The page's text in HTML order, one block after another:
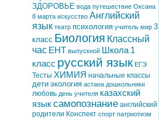
ЗДОРОВЬЕ вода путешествие Оксана
8 марта искусство Английский
язык театр психология учитель мир 3
класс Биология Классный
час ЕНТ выпускной Школа 1
класс русский язык ЕГЭ
Тесты ХИМИЯ начальные классы
дети экология астана дошкольники
любовь день учителя казахский
языксамопознание английский
родители Конспект спорт патриотизм